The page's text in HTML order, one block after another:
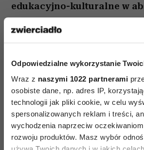
Odpowiedzialne wykorzystanie
Wraz z naszymi 1022 partnerami
osobiste dane, np. adres IP,
technologii jak pliki cookie, w celu
spersonalizowanych reklam i treści,
wychodzenia naprzeciw
rozwoju produktów. Masz wybór
edukacyjno-kulturalne w
rozwijanych przez Marka
który osobiście
promocję tego projektu. | 7
rozpoczynają się